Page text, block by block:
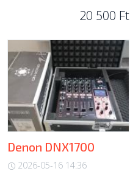
20 500 Ft
Denon DNX1700
2026-05-16 14:36